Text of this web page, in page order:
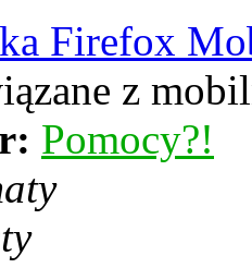
Firefox
z
Pomocy?!